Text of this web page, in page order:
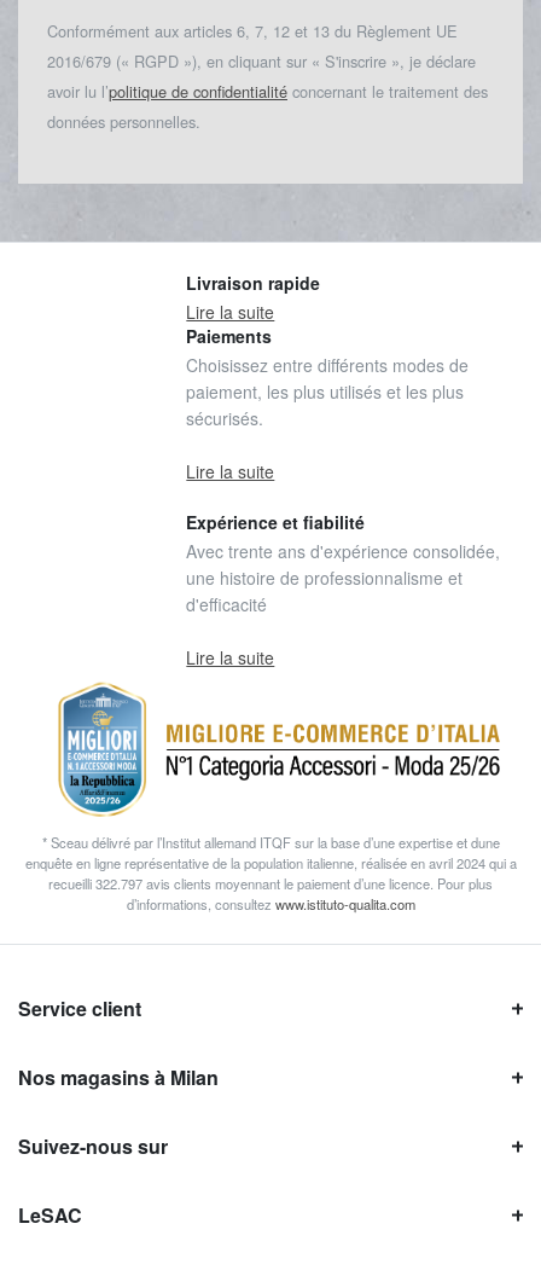
Conformément aux articles 6, 7, 12 et 13 du Règlement UE
2016/679 (« RGPD »), en cliquant sur « S'inscrire », je déclare
avoir lu l’politique de confidentialité concernant le traitement des
données personnelles.
Livraison rapide
Lire la suite
Paiements
Choisissez entre différents modes de
paiement, les plus utilisés et les plus
sécurisés.
Lire la suite
Expérience et fiabilité
Avec trente ans d'expérience consolidée,
une histoire de professionnalisme et
d'efficacité
Lire la suite
* Sceau délivré par l’Institut allemand ITQF sur la base d’une expertise et dune
enquête en ligne représentative de la population italienne, réalisée en avril 2024 qui a
recueilli 322.797 avis clients moyennant le paiement d’une licence. Pour plus
d’informations, consultez www.istituto-qualita.com
Service client
Nos magasins à Milan
Suivez-nous sur
LeSAC